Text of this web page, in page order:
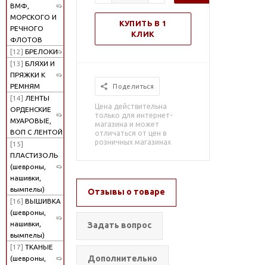
ВМФ,
МОРСКОГО И
РЕЧНОГО
ФЛОТОВ
[12] БРЕЛОКИ
[13] БЛЯХИ И
ПРЯЖКИ К
РЕМНЯМ
[14] ЛЕНТЫ
ОРДЕНСКИЕ
МУАРОВЫЕ,
ВОП С ЛЕНТОЙ
[15]
ПЛАСТИЗОЛЬ
(шевроны,
нашивки,
вымпелы)
[16] ВЫШИВКА
(шевроны,
нашивки,
вымпелы)
[17] ТКАНЫЕ
(шевроны,
КУПИТЬ В 1
КЛИК
Поделиться
Цена действительна
только для интернет-
магазина и может
отличаться от цен в
розничных магазинах
Отзывы о товаре
Задать вопрос
Дополнительно